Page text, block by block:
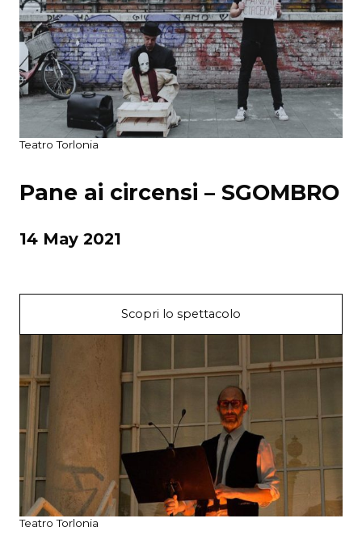
Teatro Torlonia
Pane ai circensi – SGOMBRO
14 May 2021
Scopri lo spettacolo
Teatro Torlonia